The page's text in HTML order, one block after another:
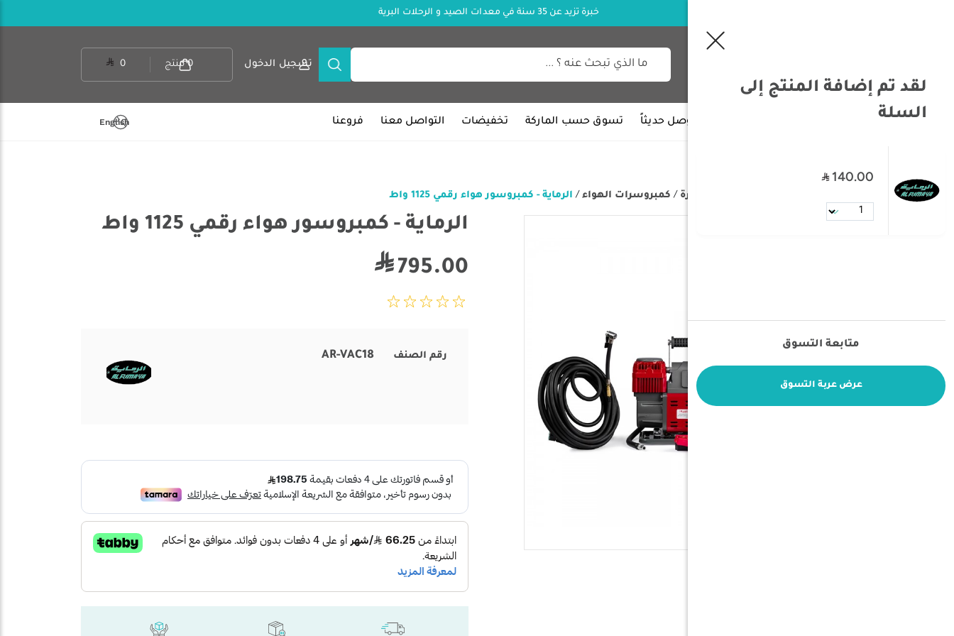
خبرة تزيد عن 35 سنة في معدات الصيد و الرحلات البرية
تسجيل الدخول 0 منتج 0
وصل حديثاً تسوق حسب الماركة تخفيضات التواصل معنا فروعنا English
تجهيزات السيارة / كمبروسرات الهواء / الرماية - كمبروسور هواء رقمي 1125 واط
الرماية - كمبروسور هواء رقمي 1125 واط
795.00
رقم الصنف AR-VAC18
لقد تم إضافة المنتج إلى
السلة
140.00
متابعة التسوق
عرض عربة التسوق